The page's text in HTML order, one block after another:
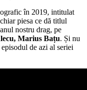
în 2019, intitulat
piesa ce dă titlul
nostru drag, pe
Marius Bațu. Și nu
de azi al seriei